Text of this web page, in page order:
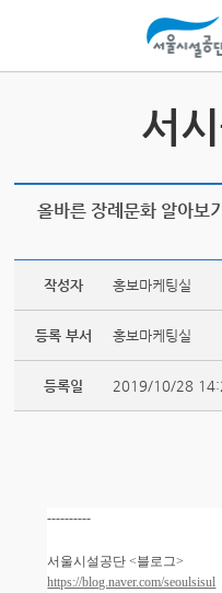
서
올바른 장례문화 알아보
작성자 홍보마케팅실
등록 부서 홍보마케팅실
등록일 2019/10/28
----------
서울시설공단 <블로그>
https://blog.naver.com/seoulsisul